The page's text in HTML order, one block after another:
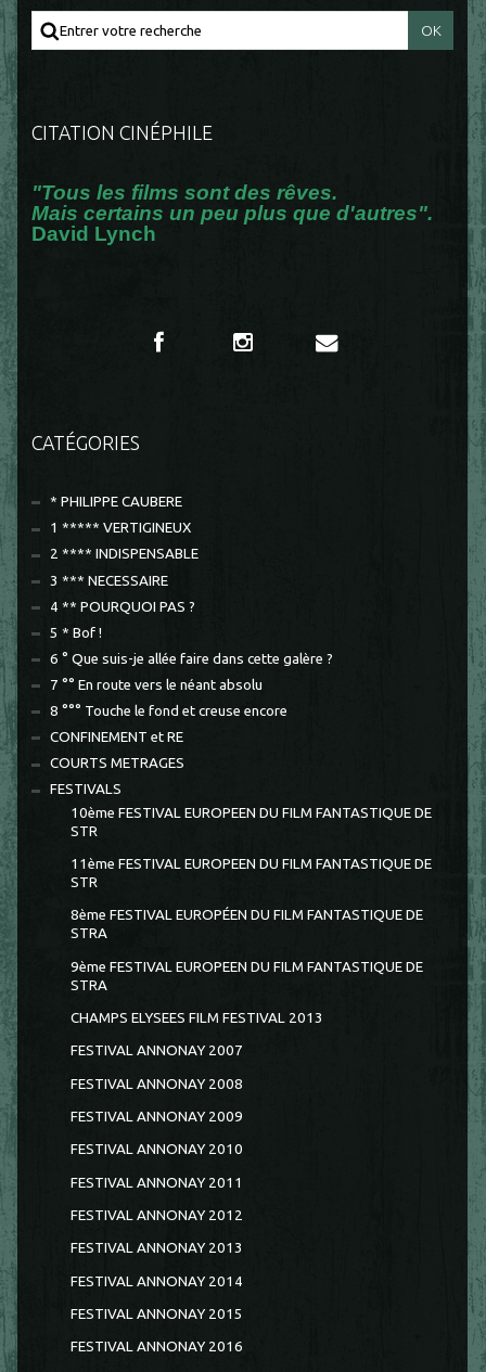
CITATION CINÉPHILE
"Tous les films sont des rêves.
Mais certains un peu plus que d'autres".
David Lynch
CATÉGORIES
* PHILIPPE CAUBERE
1 ***** VERTIGINEUX
2 **** INDISPENSABLE
3 *** NECESSAIRE
4 ** POURQUOI PAS ?
5 * Bof !
6 ° Que suis-je allée faire dans cette galère ?
7 °° En route vers le néant absolu
8 °°° Touche le fond et creuse encore
CONFINEMENT et RE
COURTS METRAGES
FESTIVALS
10ème FESTIVAL EUROPEEN DU FILM FANTASTIQUE DE
STR
11ème FESTIVAL EUROPEEN DU FILM FANTASTIQUE DE
STR
8ème FESTIVAL EUROPÉEN DU FILM FANTASTIQUE DE
STRA
9ème FESTIVAL EUROPEEN DU FILM FANTASTIQUE DE
STRA
CHAMPS ELYSEES FILM FESTIVAL 2013
FESTIVAL ANNONAY 2007
FESTIVAL ANNONAY 2008
FESTIVAL ANNONAY 2009
FESTIVAL ANNONAY 2010
FESTIVAL ANNONAY 2011
FESTIVAL ANNONAY 2012
FESTIVAL ANNONAY 2013
FESTIVAL ANNONAY 2014
FESTIVAL ANNONAY 2015
FESTIVAL ANNONAY 2016